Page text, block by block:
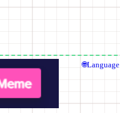
🌐Language